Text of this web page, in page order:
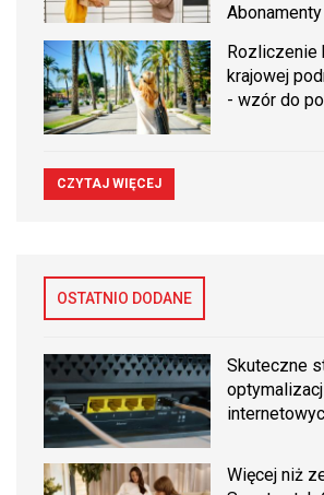
Rozliczenie
krajowej
- wzór do
CZYTAJ WIĘCEJ
OSTATNIO DODANE
Skuteczne
Więcej niż